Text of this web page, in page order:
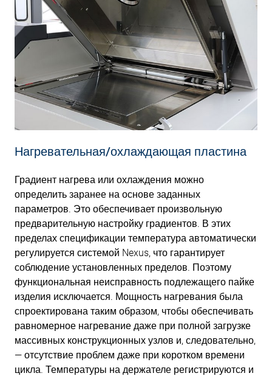
Нагревательная/охлаждающая пластина
Градиент нагрева или охлаждения можно
определить заранее на основе заданных
параметров. Это обеспечивает произвольную
предварительную настройку градиентов. В этих
пределах спецификации температура автоматически
регулируется системой Nexus, что гарантирует
соблюдение установленных пределов. Поэтому
функциональная неисправность подлежащего пайке
изделия исключается. Мощность нагревания была
спроектирована таким образом, чтобы обеспечивать
равномерное нагревание даже при полной загрузке
массивных конструкционных узлов и, следовательно,
— отсутствие проблем даже при коротком времени
цикла. Температуры на держателе регистрируются и